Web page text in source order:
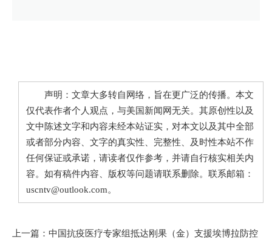
声明：文章大多转自网络，旨在更广泛的传播。本文
仅代表作者个人观点，与美国新闻网无关。其原创性以及
文中陈述文字和内容未经本站证实，对本文以及其中全部
或者部分内容、文字的真实性、完整性、及时性本站不作
任何保证或承诺，请读者仅作参考，并请自行核实相关内
容。如有稿件内容、版权等问题请联系删除。联系邮箱：
uscntv@outlook.com。
上一篇： 中国抗疫医疗专家组抵达刚果（金）支援埃博拉防控